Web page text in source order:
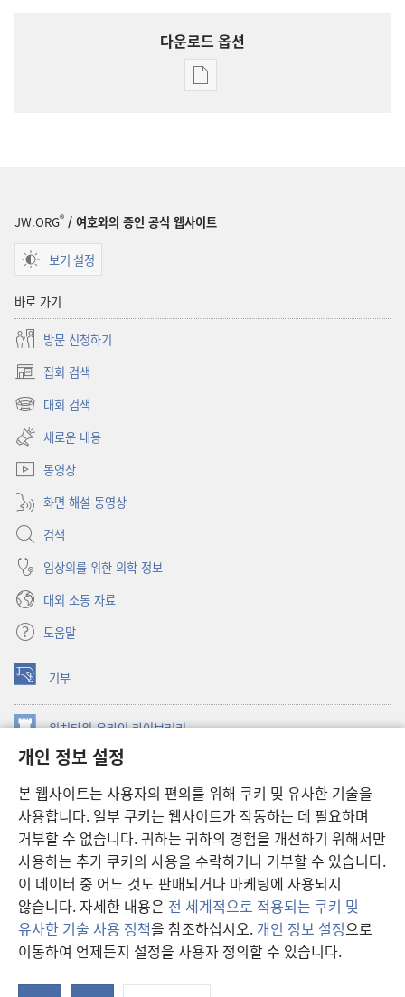
개인 정보 설정
본 웹사이트는 사용자의 편의를 위해 쿠키 및 유사한 기술을
사용합니다. 일부 쿠키는 웹사이트가 작동하는 데 필요하며
거부할 수 없습니다. 귀하는 귀하의 경험을 개선하기 위해서만
사용하는 추가 쿠키의 사용을 수락하거나 거부할 수 있습니다.
이 데이터 중 어느 것도 판매되거나 마케팅에 사용되지
않습니다. 자세한 내용은 전 세계적으로 적용되는 쿠키 및
유사한 기술 사용 정책을 참조하십시오. 개인 정보 설정으로
이동하여 언제든지 설정을 사용자 정의할 수 있습니다.
다운로드 옵션
출판물
연감
JW.ORG® / 여호와의 증인 공식 웹사이트
보기 설정
바로 가기
방문 신청하기
집회 검색
(새로운
창
대회 검색
(새로운
창
열기)
새로운 내용
동영상
화면 해설 동영상
검색
임상의를 위한 의학 정보
대외 소통 자료
도움말
기부
(새로운
창
열기) 워치타워 온라인 라이브러리
창
JW Hub ®
창
열기) JW 라이브러리
워치타워 라이브러리
Copyright© 2026 Watch Tower Bible and Tract Society of Pennsylvania.
이용 약관| 개인 정보 보호 정책| 개인 정보 보호 설정